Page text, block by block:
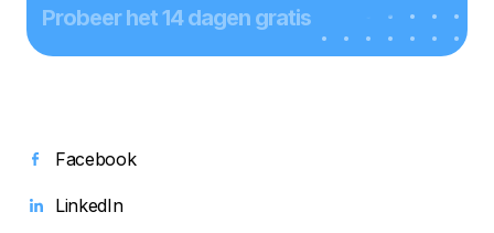
Probeer het 14 dagen gratis
Facebook
LinkedIn